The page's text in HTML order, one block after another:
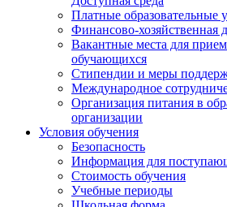
Платные образовательные
Финансово-хозяйственная
Вакантные места для
обучающихся
Стипендии и меры
Международное
Организация питания в
организации
Условия обучения
Безопасность
Информация для
Стоимость обучения
Учебные периоды